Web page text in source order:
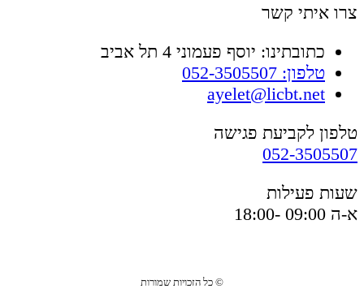
צרו איתי קשר
כתובתינו: יוסף פעמוני 4 תל אביב
טלפון: 052-3505507
ayelet@licbt.net
טלפון לקביעת פגישה
052-3505507
שעות פעילות
א-ה 09:00 -18:00
© כל הזכויות שמורות